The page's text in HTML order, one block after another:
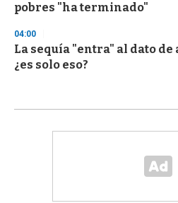
pobres "ha terminado"
04:00
La sequía "entra" al dato
¿es solo eso?